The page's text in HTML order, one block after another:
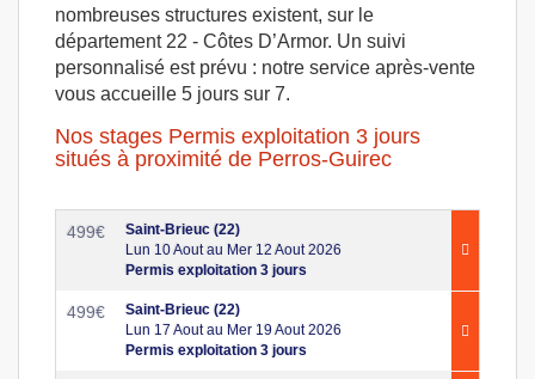
nombreuses structures existent, sur le
département 22 - Côtes D’Armor. Un suivi
personnalisé est prévu : notre service après-vente
vous accueille 5 jours sur 7.
Nos stages Permis exploitation 3 jours
situés à proximité de Perros-Guirec
499€
Saint-Brieuc (22)
Lun 10 Aout au Mer 12 Aout 2026
Permis exploitation 3 jours
499€
Saint-Brieuc (22)
Lun 17 Aout au Mer 19 Aout 2026
Permis exploitation 3 jours